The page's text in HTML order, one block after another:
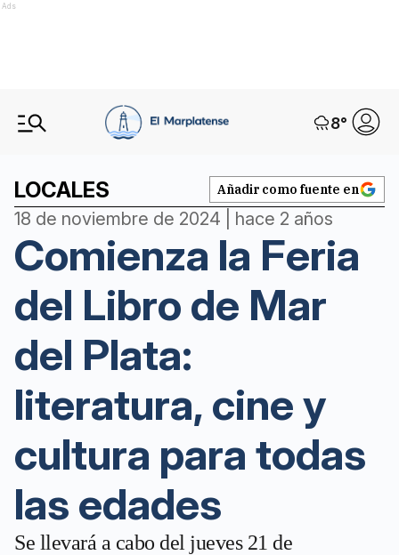
Ads
8°
LOCALES Añadir como fuente en
18 de noviembre de 2024 | hace 2 años
Comienza la Feria
del Libro de Mar
del Plata:
literatura, cine y
cultura para todas
las edades
Se llevará a cabo del jueves 21 de